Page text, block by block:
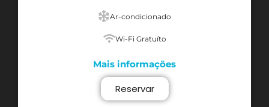
Ar-condicionado
Wi-Fi Gratuíto
Mais informações
Reservar